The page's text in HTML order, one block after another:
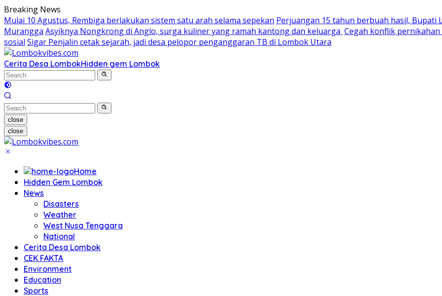
Skip
to
content
Breaking News
Mulai 10 Agustus, Rembiga berlakukan sistem satu arah selama sepekan Perjuangan 15 tahun berbuah hasil, Bupati
Murangga Asyiknya Nongkrong di Anglo, surga kuliner yang ramah kantong dan keluarga Cegah konflik
sosial Sigar Penjalin cetak sejarah, jadi desa pelopor penganggaran TB di Lombok Utara
Cerita Desa LombokHidden gem Lombok
close
close
Home
Hidden Gem Lombok
News
Disasters
Weather
West Nusa Tenggara
National
Cerita Desa Lombok
CEK FAKTA
Environment
Education
Sports